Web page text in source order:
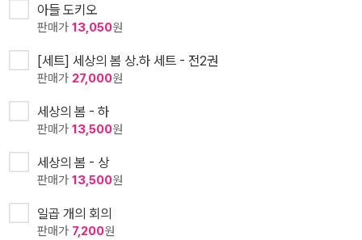
아들 도키오
판매가 13,050원
[세트] 세상의 봄 상.하 세트 - 전2권
판매가 27,000원
세상의 봄 - 하
판매가 13,500원
세상의 봄 - 상
판매가 13,500원
일곱 개의 회의
판매가 7,200원